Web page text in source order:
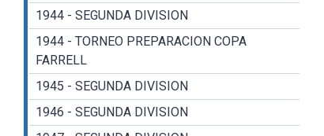
1944 - SEGUNDA DIVISION
1944 - TORNEO PREPARACION COPA
FARRELL
1945 - SEGUNDA DIVISION
1946 - SEGUNDA DIVISION